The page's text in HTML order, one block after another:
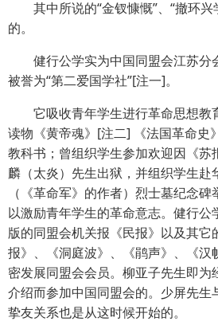
其中所说的“金钗慷慨”、“撤环兴
的。
健行公学实为中国同盟会江苏分
被誉为“第二爱国学社”[注一]。
它吸收青年学生进行革命思想教
读物《黄帝魂》[注二] 《法国革命史
教科书；曾组织学生参加欢迎因《苏
麟（太炎）先生出狱，并组织学生赴
（《革命军》的作者）烈士墓纪念碑
以激励青年学生的革命意志。健行公
版的同盟会机关报《民报》以及其它
报》、《洞庭波》、《鹃声》、《汉
密发展同盟会会员。柳亚子先生即为
介绍而参加中国同盟会的。少屏先生
挚友关系也是从这时候开始的。